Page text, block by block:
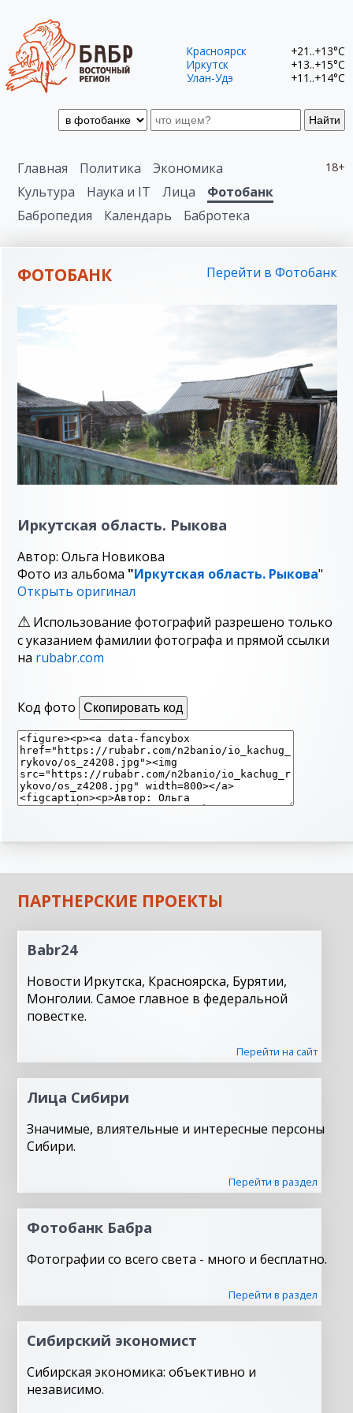
Найти
Красноярск
+21..+13°C
Иркутск
+13..+15°C
Улан-Удэ
+11..+14°C
18+
Главная Политика
Экономика
Культура
Наука и IT Лица
Фотобанк
Бабропедия
Календарь Бабротека
ФОТОБАНК Перейти в Фотобанк
Иркутская область. Рыкова
Автор: Ольга Новикова
Фото из альбома "Иркутская область. Рыкова"
Открыть оригинал
Использование фотографий разрешено только
с указанием фамилии фотографа и прямой ссылки
на rubabr.com
Код фото Скопировать код
ПАРТНЕРСКИЕ ПРОЕКТЫ
Babr24
Новости Иркутска, Красноярска, Бурятии,
Монголии. Самое главное в федеральной
повестке.
Перейти на сайт
Лица Сибири
Значимые, влиятельные и интересные персоны
Сибири.
Перейти в раздел
Фотобанк Бабра
Фотографии со всего света - много и бесплатно.
Перейти в раздел
Сибирский экономист
Сибирская экономика: объективно и
независимо.